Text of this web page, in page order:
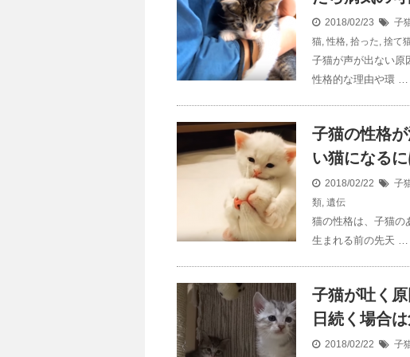
2018/02/23 子
猫, 性格, 拾った, 捨て
子猫が声が出ない原
性格的な理由や環 …
子猫の性格
い猫になるに
2018/02/22 子
類, 遺伝
猫の性格は、子猫の
生まれる前の先天 …
子猫が吐く
日続く場合
2018/02/22 子